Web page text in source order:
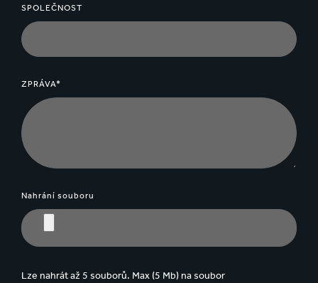
SPOLEČNOST
ZPRÁVA*
Nahrání souboru
Lze nahrát až 5 souborů. Max (5 Mb) na soubor